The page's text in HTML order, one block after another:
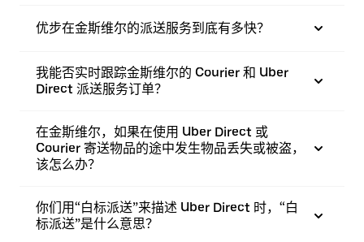
优步在金斯维尔的派送服务到底有多快？
我能否实时跟踪金斯维尔的 Courier 和 Uber
Direct 派送服务订单？
在金斯维尔，如果在使用 Uber Direct 或
Courier 寄送物品的途中发生物品丢失或被盗，
该怎么办？
你们用“白标派送”来描述 Uber Direct 时，“白
标派送”是什么意思？